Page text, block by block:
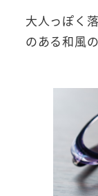
大人っぽく
のある和風